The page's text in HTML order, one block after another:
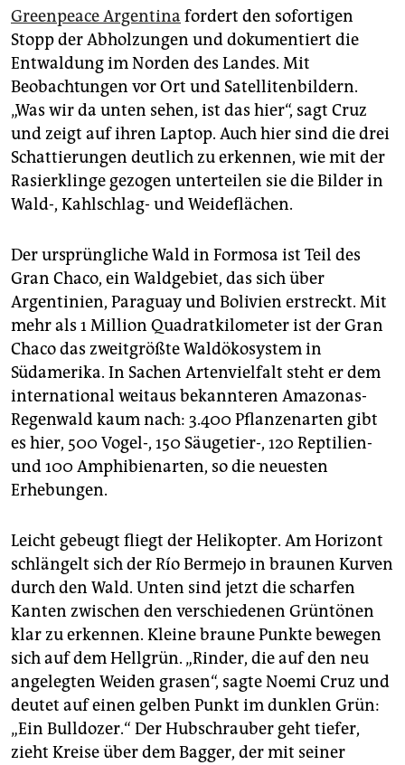
Greenpeace Argentina fordert den sofortigen
Stopp der Abholzungen und dokumentiert die
Entwaldung im Norden des Landes. Mit
Beobachtungen vor Ort und Satellitenbildern.
„Was wir da unten sehen, ist das hier“, sagt Cruz
und zeigt auf ihren Laptop. Auch hier sind die drei
Schattierungen deutlich zu erkennen, wie mit der
Rasierklinge gezogen unterteilen sie die Bilder in
Wald-, Kahlschlag- und Weideflächen.
Der ursprüngliche Wald in Formosa ist Teil des
Gran Chaco, ein Waldgebiet, das sich über
Argentinien, Paraguay und Bolivien erstreckt. Mit
mehr als 1 Million Quadratkilometer ist der Gran
Chaco das zweitgrößte Waldökosystem in
Südamerika. In Sachen Artenvielfalt steht er dem
international weitaus bekannteren Amazonas-
Regenwald kaum nach: 3.400 Pflanzenarten gibt
es hier, 500 Vogel-, 150 Säugetier-, 120 Reptilien-
und 100 Amphibienarten, so die neuesten
Erhebungen.
Leicht gebeugt fliegt der Helikopter. Am Horizont
schlängelt sich der Río Bermejo in braunen Kurven
durch den Wald. Unten sind jetzt die scharfen
Kanten zwischen den verschiedenen Grüntönen
klar zu erkennen. Kleine braune Punkte bewegen
sich auf dem Hellgrün. „Rinder, die auf den neu
angelegten Weiden grasen“, sagte Noemi Cruz und
deutet auf einen gelben Punkt im dunklen Grün:
„Ein Bulldozer.“ Der Hubschrauber geht tiefer,
zieht Kreise über dem Bagger, der mit seiner